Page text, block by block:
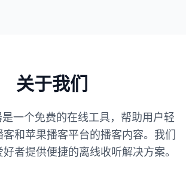
关于我们
一个免费的在线工具，帮助用户轻
和苹果播客平台的播客内容。我们
者提供便捷的离线收听解决方案。